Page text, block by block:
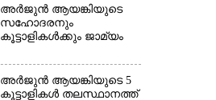
അർജുൻ ആയങ്കിയുടെ
സഹോദരനും
കൂട്ടാളികൾക്കും ജാമ്യം
അർജുൻ ആയങ്കിയുടെ 5
കൂട്ടാളികൾ തലസ്ഥാനത്ത്